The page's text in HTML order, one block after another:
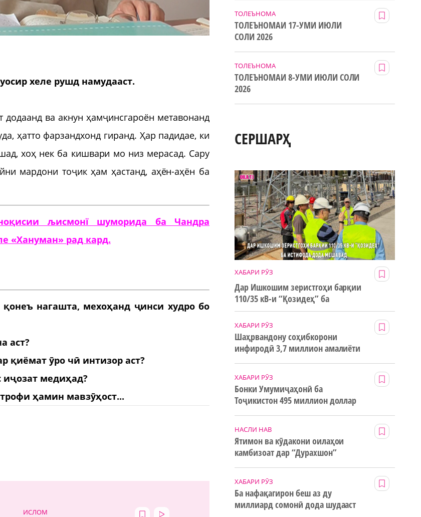
хеле рушд намудааст.
ва акнун ҳамҷинсгароён метавонанд
ҳатто фарзандхонд гиранд. Ҳар падидае, ки
хоҳ нек ба кишвари мо низ мерасад. Сару
мардони тоҷик ҳам ҳастанд, аҳён-аҳён ба
љисмонї шуморида ба Чандра
«Хануман» рад кард.
нагашта, мехоҳанд ҷинси худро бо
аст?
қиёмат ӯро чӣ интизор аст?
медиҳад?
ҳамин мавзӯҳост...
ИСЛОМ
ТОЛЕЪНОМА
ТОЛЕЪНОМАИ 17-УМИ ИЮЛИ
СОЛИ 2026
ТОЛЕЪНОМА
ТОЛЕЪНОМАИ 8-УМИ ИЮЛИ СОЛИ
2026
СЕРШАРҲ
ХАБАРИ РӮЗ
Дар Ишкошим зеристгоҳи барқии
110/35 кВ-и “Қозидеҳ” ба
истифода дода мешавад
ХАБАРИ РӮЗ
Шаҳрвандону соҳибкорони
инфиродӣ 3,7 миллион амалиёти
ХАБАРИ РӮЗ
Бонки Умумиҷаҳонӣ ба
Тоҷикистон 495 миллион доллар
НАСЛИ НАВ
Ятимон ва кӯдакони оилаҳои
камбизоат дар “Дурахшон”
ХАБАРИ РӮЗ
Ба нафақагирон беш аз ду
миллиард сомонӣ дода шудааст